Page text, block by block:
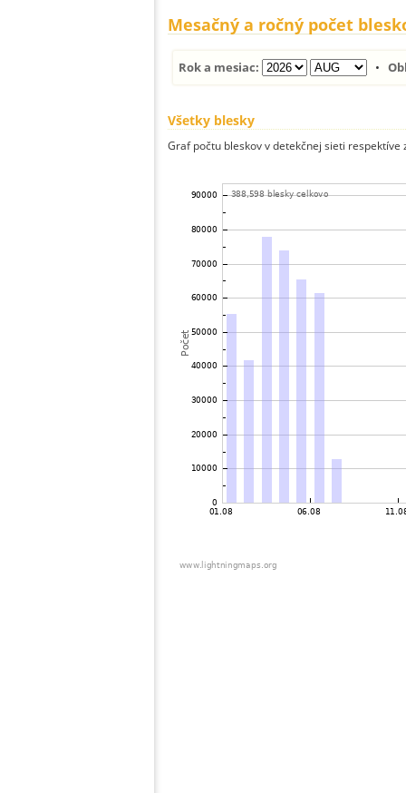
Mesačný a ročný počet
Rok a mesiac: •
Všetky blesky
Graf počtu bleskov v detekčnej sieti respektíve